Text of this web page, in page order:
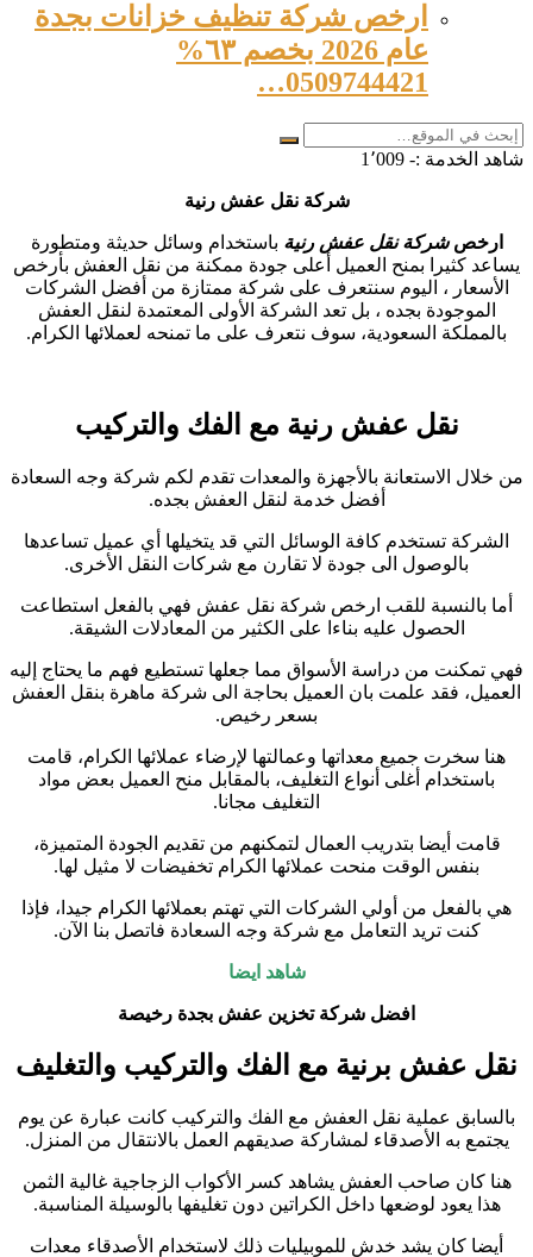
ارخص شركة تنظيف خزانات بجدة
عام 2026 بخصم ٦٣%
0509744421…
شاهد الخدمة :- 1٬009
شركة نقل عفش رنية
ارخصشركة نقل عفش رنية باستخدام وسائل حديثة ومتطورة
يساعد كثيرا بمنح العميل أعلى جودة ممكنة من نقل العفش بأرخص
الأسعار ، اليوم سنتعرف على شركة ممتازة من أفضل الشركات
الموجودة بجده ، بل تعد الشركة الأولى المعتمدة لنقل العفش
بالمملكة السعودية، سوف نتعرف على ما تمنحه لعملائها الكرام.
نقل عفش رنية مع الفك والتركيب
من خلال الاستعانة بالأجهزة والمعدات تقدم لكم شركة وجه السعادة
أفضل خدمة لنقل العفش بجده.
الشركة تستخدم كافة الوسائل التي قد يتخيلها أي عميل تساعدها
بالوصول الى جودة لا تقارن مع شركات النقل الأخرى.
أما بالنسبة للقب ارخص شركة نقل عفش فهي بالفعل استطاعت
الحصول عليه بناءا على الكثير من المعادلات الشيقة.
فهي تمكنت من دراسة الأسواق مما جعلها تستطيع فهم ما يحتاج إليه
العميل، فقد علمت بان العميل بحاجة الى شركة ماهرة بنقل العفش
بسعر رخيص.
هنا سخرت جميع معداتها وعمالتها لإرضاء عملائها الكرام، قامت
باستخدام أغلى أنواع التغليف، بالمقابل منح العميل بعض مواد
التغليف مجانا.
قامت أيضا بتدريب العمال لتمكنهم من تقديم الجودة المتميزة،
بنفس الوقت منحت عملائها الكرام تخفيضات لا مثيل لها.
هي بالفعل من أولي الشركات التي تهتم بعملائها الكرام جيدا، فإذا
كنت تريد التعامل مع شركة وجه السعادة فاتصل بنا الآن.
شاهد ايضا
افضل شركة تخزين عفش بجدة رخيصة
نقل عفش برنية مع الفك والتركيب والتغليف
بالسابق عملية نقل العفش مع الفك والتركيب كانت عبارة عن يوم
يجتمع به الأصدقاء لمشاركة صديقهم العمل بالانتقال من المنزل.
هنا كان صاحب العفش يشاهد كسر الأكواب الزجاجية غالية الثمن
هذا يعود لوضعها داخل الكراتين دون تغليفها بالوسيلة المناسبة.
أيضا كان يشد خدش للموبيليات ذلك لاستخدام الأصدقاء معدات